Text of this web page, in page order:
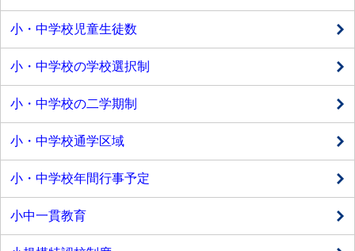
小・中学校児童生徒数
小・中学校の学校選択制
小・中学校の二学期制
小・中学校通学区域
小・中学校年間行事予定
小中一貫教育